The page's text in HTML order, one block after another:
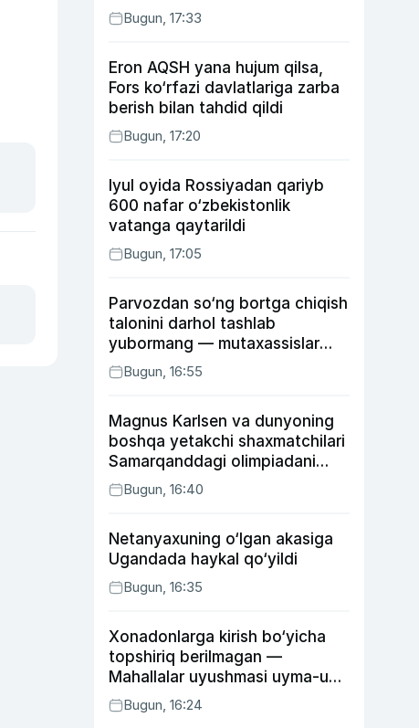
Bugun, 17:33
Eron AQSH yana hujum qilsa,
Fors ko‘rfazi davlatlariga zarba
berish bilan tahdid qildi
Bugun, 17:20
Iyul oyida Rossiyadan qariyb
600 nafar o‘zbekistonlik
vatanga qaytarildi
Bugun, 17:05
Parvozdan so‘ng bortga chiqish
talonini darhol tashlab
yubormang — mutaxassislar
buning sababini tushuntirdi
Bugun, 16:55
Magnus Karlsen va dunyoning
boshqa yetakchi shaxmatchilari
Samarqanddagi olimpiadani
o‘tkazib yuboradi
Bugun, 16:40
Netanyaxuning o‘lgan akasiga
Ugandada haykal qo‘yildi
Bugun, 16:35
Xonadonlarga kirish bo‘yicha
topshiriq berilmagan —
Mahallalar uyushmasi uyma-uy
yurgan mas’ullar haqida
Bugun, 16:24